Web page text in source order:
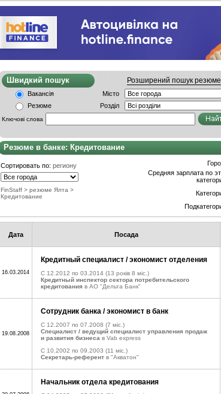
Швидкий пошук Розширений пошук резюме
Вакансія
Місто
Резюме
Розділ
Ключові слова
Резюме в банке: Кредитование
Сортировать по: региону
FinStaff > резюме Ялта >
Кредитование
Средняя зарплата по
Дата Посада
16.03.2014
Кредитный специалист / экономист отделения
C 12.2012 по 03.2014 (13 років 8 міс.)
Кредитный инспектор сектора потребительского
кредитования в АО "Дельта Банк"
19.08.2008
Сотрудник банка / экономист в банк
C 12.2007 по 07.2008 (7 міс.)
Специалист / ведущий специалист управления продаж
и развития бизнеса в Vab express
C 10.2002 по 09.2003 (11 міс.)
Секретарь-референт в "Акватон"
Начальник отдела кредитования